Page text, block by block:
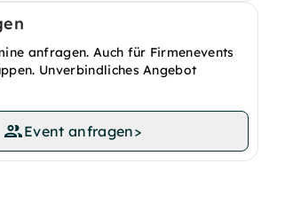
anfragen. Auch für Firmenevents
Unverbindliches Angebot
Event anfragen>